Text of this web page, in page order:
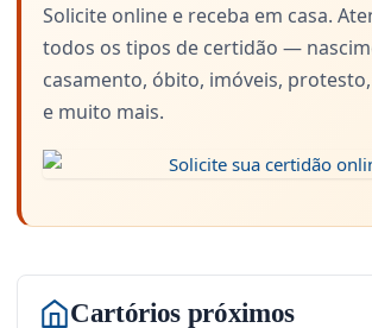
Solicite online e receba em casa.
todos os tipos de certidão —
casamento, óbito, imóveis,
e muito mais.
Cartórios próximos